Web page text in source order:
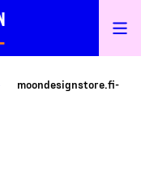
moondesignstore.fi-